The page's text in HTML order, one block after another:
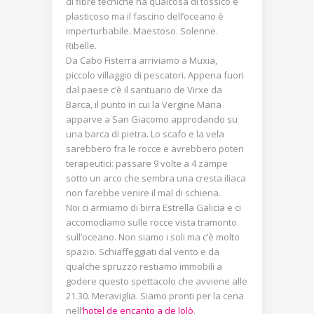
plasticoso ma il fascino dell’oceano è
imperturbabile. Maestoso. Solenne.
Ribelle.
Da Cabo Fisterra arriviamo a Muxia,
piccolo villaggio di pescatori. Appena fuori
dal paese c’è il santuario de Virxe da
Barca, il punto in cui la Vergine Maria
apparve a San Giacomo approdando su
una barca di pietra. Lo scafo e la vela
sarebbero fra le rocce e avrebbero poteri
terapeutici: passare 9 volte a 4 zampe
sotto un arco che sembra una cresta iliaca
non farebbe venire il mal di schiena.
Noi ci armiamo di birra Estrella Galicia e ci
accomodiamo sulle rocce vista tramonto
sull’oceano. Non siamo i soli ma c’è molto
spazio. Schiaffeggiati dal vento e da
qualche spruzzo restiamo immobili a
godere questo spettacolo che avviene alle
21.30. Meraviglia. Siamo pronti per la cena
nell’hotel de encanto a de lolò.